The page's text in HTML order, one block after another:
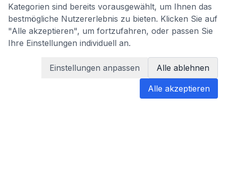
Kategorien sind bereits vorausgewählt, um Ihnen das
bestmögliche Nutzererlebnis zu bieten. Klicken Sie auf
"Alle akzeptieren", um fortzufahren, oder passen Sie
Ihre Einstellungen individuell an.
Einstellungen anpassen Alle ablehnen
Alle akzeptieren